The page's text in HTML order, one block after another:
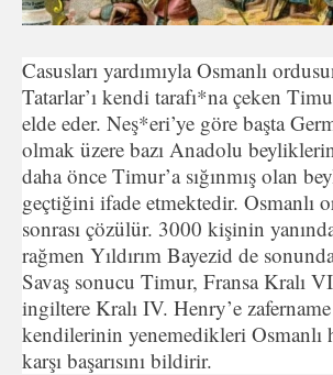
Casusları yardımıyla Osmanlı
Tatarlar’ı kendi tarafı*na çeken
elde eder. Neş*eri’ye göre başta
olmak üzere bazı Anadolu
daha önce Timur’a sığınmış olan
geçtiğini ifade etmektedir. Osmanlı
sonrası çözülür. 3000 kişinin
rağmen Yıldırım Bayezid de
Savaş sonucu Timur, Fransa Kralı
ingiltere Kralı IV. Henry’e
kendilerinin yenemedikleri Osmanlı
karşı başarısını bildirir.